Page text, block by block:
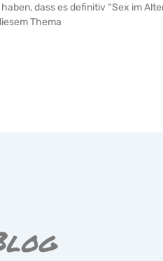
dass es definitiv “Sex im
Thema